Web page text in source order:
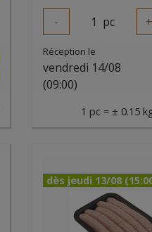
- 1 pc +
Réception le
vendredi 14/08
(09:00)
1 pc = ± 0.15
dès jeudi 13/08